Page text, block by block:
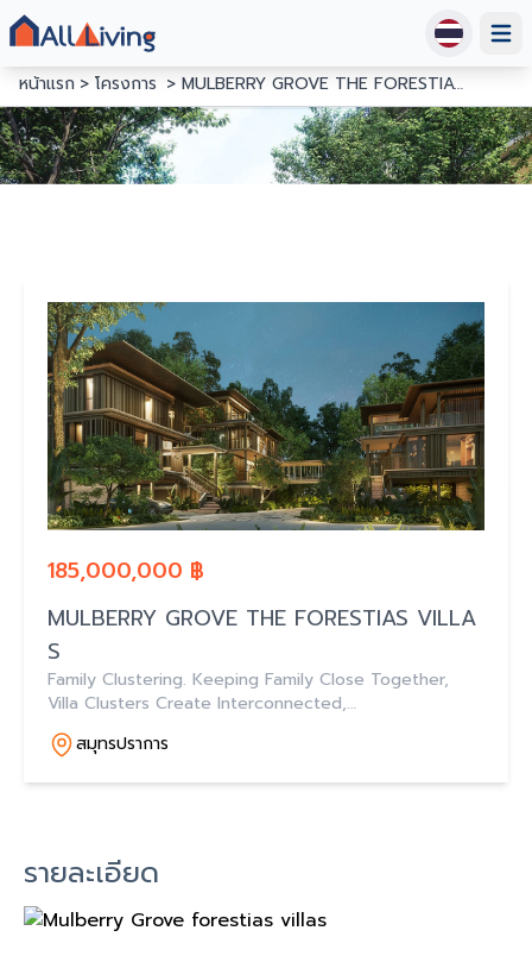
หน้าแรก
โครงการ MULBERRY GROVE THE FORESTIAS VILLAS
185,000,000 ฿
MULBERRY GROVE THE FORESTIAS VILLA
S
Family Clustering. Keeping Family Close Together,
Villa Clusters Create Interconnected,
Multigenerational Space, Free From Boundaries.
สมุทรปราการ
รายละเอียด